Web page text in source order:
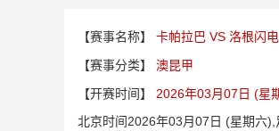
【赛事名称】
卡帕拉巴 VS 洛根闪电
【赛事分类】
澳昆甲
【开赛时间】
2026年03月07日 (星
北京时间2026年03月07日 (星期六